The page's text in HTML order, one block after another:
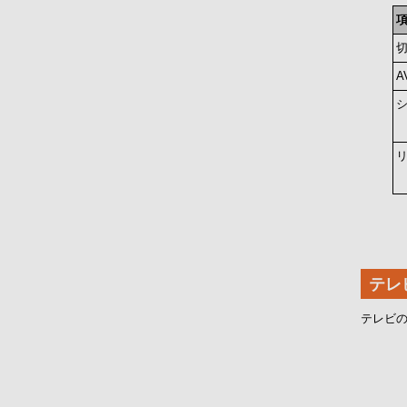
切
テレ
テレビ